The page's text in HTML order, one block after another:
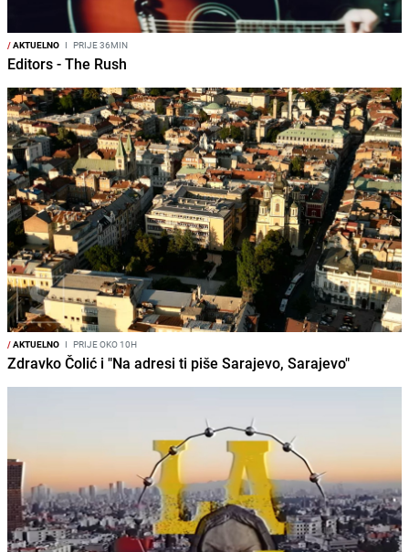
/AKTUELNO I PRIJE 36MIN
Editors - The Rush
/AKTUELNO I PRIJE OKO 10H
Zdravko Čolić i "Na adresi ti piše Sarajevo, Sarajevo"